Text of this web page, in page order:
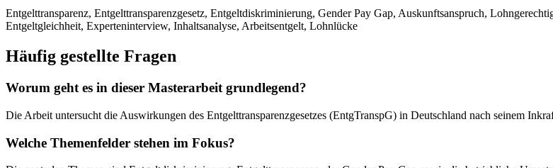
Entgelttransparenz, Entgelttransparenzgesetz, Entgeltdiskriminierung, Gender Pay Gap, Auskunftsanspruch,
Entgeltgleichheit, Experteninterview, Inhaltsanalyse, Arbeitsentgelt, Lohnlücke
Häufig gestellte Fragen
Worum geht es in dieser Masterarbeit grundlegend?
Die Arbeit untersucht die Auswirkungen des Entgelttransparenzgesetzes (EntgTranspG) in Deutschland nach seinem
Welche Themenfelder stehen im Fokus?